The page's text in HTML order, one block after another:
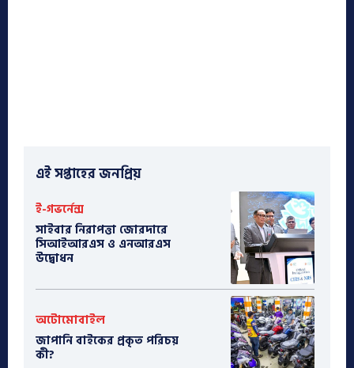
এই সপ্তাহের জনপ্রিয়
ই-গভর্নেন্স
সাইবার নিরাপত্তা জোরদারে
সিআইআরএস ও এনআরএস
উদ্বোধন
অটোমোবাইল
​জাপানি বাইকের প্রকৃত পরিচয়
কী?